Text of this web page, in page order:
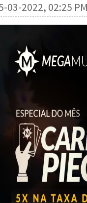
03-2022, 02:25